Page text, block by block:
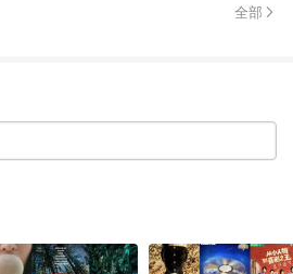
加拿大时，他的妻子和孩子留在
省团聚。在那一年里，
个父母，你想在你的孩子身边。
三年多的时间里，其中一个孩子已
全部